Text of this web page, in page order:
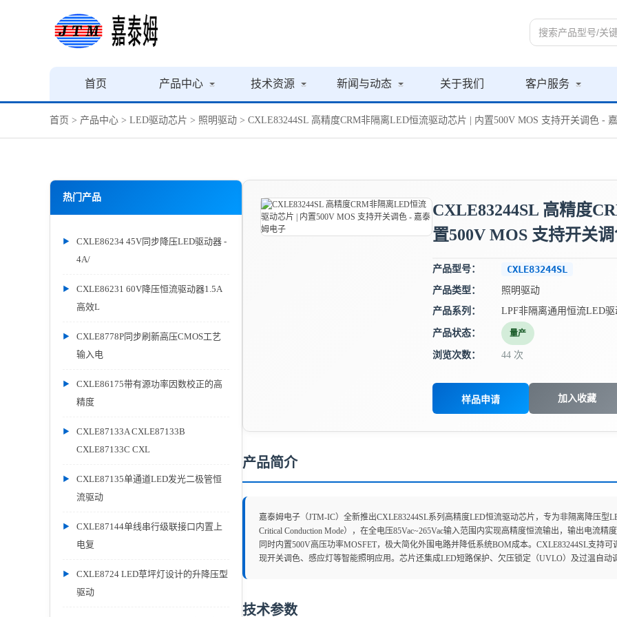
首页 产品中心 技术资源 新闻与动态 关于我们 客户服务
首页 > 产品中心 > LED驱动芯片 > 照明驱动 > CXLE83244SL 高精度CRM非隔离LED恒流驱动芯片 | 内置500V MOS 支持开关调色 -
热门产品
CXLE86234 45V同步降压LED驱动器 -
4A/
CXLE86231 60V降压恒流驱动器1.5A
高效L
CXLE8778P同步刷新高压CMOS工艺
输入电
CXLE86175带有源功率因数校正的高
精度
CXLE87133A CXLE87133B
CXLE87133C CXL
CXLE87135单通道LED发光二极管恒
流驱动
CXLE87144单线串行级联接口内置上
电复
CXLE8724 LED草坪灯设计的升降压型
驱动
CXLE83244SL 高精度
置500V MOS 支持开关
产品型号： CXLE83244SL
产品类型：
照明驱动
产品系列：
LPF非隔离通用恒流LED驱
产品状态： 量产
浏览次数： 44 次
样品申请 加入收藏
产品简介
嘉泰姆电子（JTM-IC）全新推出CXLE83244SL系列高精度LED恒流驱动芯片，专为非隔离降压
Critical Conduction Mode），在全电压85Vac~265Vac输入范围内实现高精度恒流输出，输出电流
同时内置500V高压功率MOSFET，极大简化外围电路并降低系统BOM成本。CXLE83244SL支持
现开关调色、感应灯等智能照明应用。芯片还集成LED短路保护、欠压锁定（UVLO）及过温自
技术参数